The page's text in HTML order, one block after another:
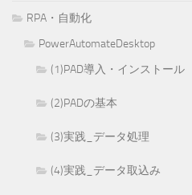
RPA・自動化
PowerAutomateDesktop
(1)PAD導入・インストール
(2)PADの基本
(3)実践_データ処理
(4)実践_データ取込み